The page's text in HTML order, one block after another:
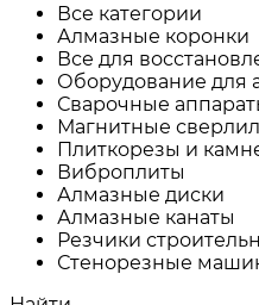
Все категории
Алмазные коронки
Все для
Оборудование для
Сварочные
Магнитные
Плиткорезы и
Виброплиты
Алмазные диски
Алмазные канаты
Резчики
Стенорезные